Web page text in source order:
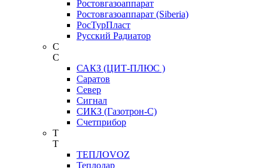
Ростовгазоаппарат
Ростовгазоаппарат (Siberia)
РосТурПласт
Русский Радиатор
С
С
САКЗ (ЦИТ-ПЛЮС )
Саратов
Север
Сигнал
СИКЗ (Газотрон-С)
Счетприбор
Т
Т
ТЕПЛОVOZ
Теплодар